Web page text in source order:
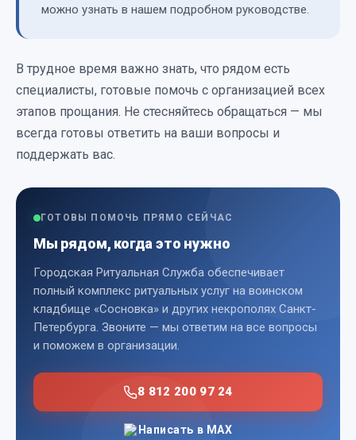
можно узнать в нашем подробном руководстве.
В трудное время важно знать, что рядом есть
специалисты, готовые помочь с организацией всех
этапов прощания. Не стесняйтесь обращаться — мы
всегда готовы ответить на ваши вопросы и
поддержать вас.
ГОТОВЫ ПОМОЧЬ ПРЯМО СЕЙЧАС
Мы рядом, когда это нужно
Городская Ритуальная Служба обеспечивает
полный комплекс ритуальных услуг на воинском
кладбище «Сосновка» и других некрополях Санкт-
Петербурга. Звоните — мы ответим на все вопросы
и поможем в организации.
8 812 200 97 24
Написать в MAX